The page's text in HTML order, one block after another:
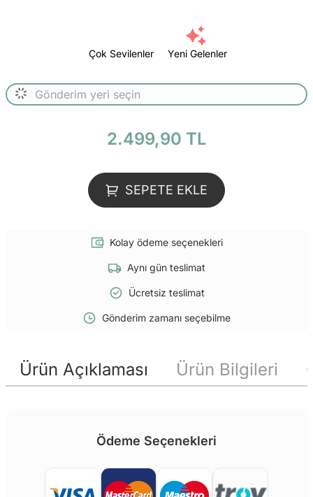
Çok Sevilenler Yeni Gelenler
2.499,90 TL
SEPETE EKLE
Kolay ödeme seçenekleri
Aynı gün teslimat
Ücretsiz teslimat
Gönderim zamanı seçebilme
Ürün Açıklaması Ürün Bilgileri
Ödeme Seçenekleri